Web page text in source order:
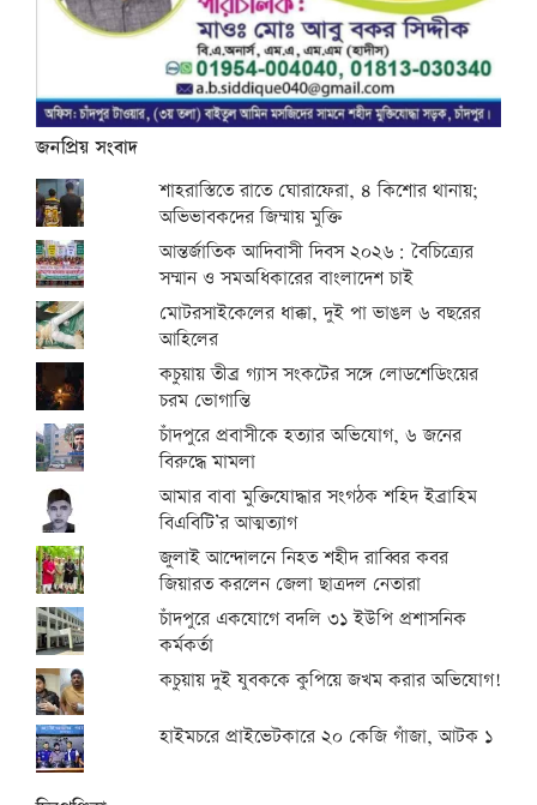
জনপ্রিয় সংবাদ
শাহরাস্তিতে রাতে ঘোরাফেরা, ৪ কিশোর থানায়;
অভিভাবকদের জিম্মায় মুক্তি
আন্তর্জাতিক আদিবাসী দিবস ২০২৬: বৈচিত্র্যের
সম্মান ও সমঅধিকারের বাংলাদেশ চাই
মোটরসাইকেলের ধাক্কা, দুই পা ভাঙল ৬ বছরের
আহিলের
কচুয়ায় তীব্র গ্যাস সংকটের সঙ্গে লোডশেডিংয়ের
চরম ভোগান্তি
চাঁদপুরে প্রবাসীকে হত্যার অভিযোগ, ৬ জনের
বিরুদ্ধে মামলা
আমার বাবা মুক্তিযোদ্ধার সংগঠক শহিদ ইব্রাহিম
বিএবিটি’র আত্মত্যাগ
জুলাই আন্দোলনে নিহত শহীদ রাব্বির কবর
জিয়ারত করলেন জেলা ছাত্রদল নেতারা
চাঁদপুরে একযোগে বদলি ৩১ ইউপি প্রশাসনিক
কর্মকর্তা
কচুয়ায় দুই যুবককে কুপিয়ে জখম করার অভিযোগ!
হাইমচরে প্রাইভেটকারে ২০ কেজি গাঁজা, আটক ১